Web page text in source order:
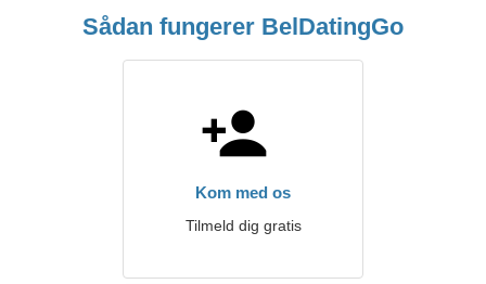
Sådan fungerer BelDatingGo
Kom med os
Tilmeld dig gratis